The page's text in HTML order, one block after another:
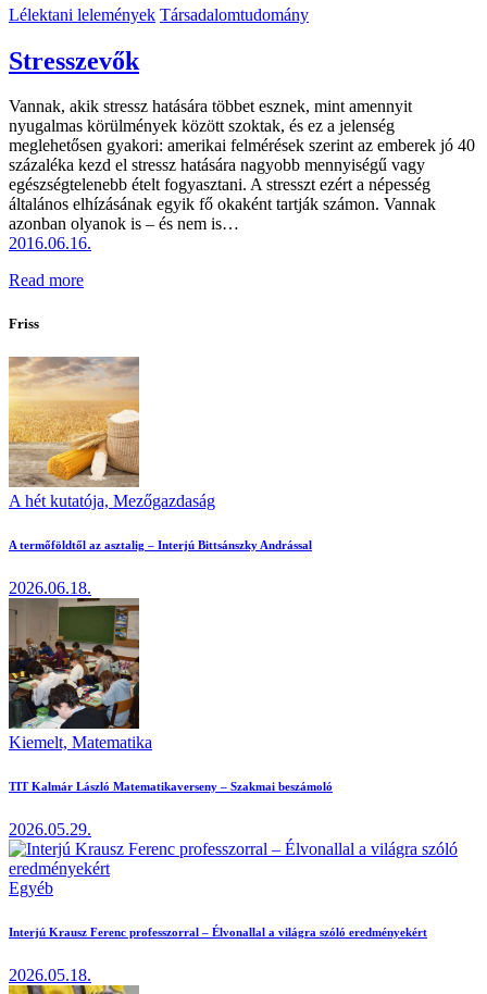
Lélektani lelemények Társadalomtudomány
Stresszevők
Vannak, akik stressz hatására többet esznek, mint amennyit
nyugalmas körülmények között szoktak, és ez a jelenség
meglehetősen gyakori: amerikai felmérések szerint az emberek jó 40
százaléka kezd el stressz hatására nagyobb mennyiségű vagy
egészségtelenebb ételt fogyasztani. A stresszt ezért a népesség
általános elhízásának egyik fő okaként tartják számon. Vannak
azonban olyanok is – és nem is…
2016.06.16.
Read more
Friss
A hét kutatója, Mezőgazdaság
A termőföldtől az asztalig – Interjú Bittsánszky Andrással
2026.06.18.
Kiemelt, Matematika
TIT Kalmár László Matematikaverseny – Szakmai beszámoló
2026.05.29.
Egyéb
Interjú Krausz Ferenc professzorral – Élvonallal a világra szóló eredményekért
2026.05.18.